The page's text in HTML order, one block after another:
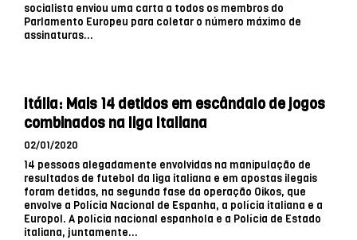
socialista enviou uma carta a todos os membros do
Parlamento Europeu para coletar o número máximo de
assinaturas...
Itália: Mais 14 detidos em escândalo de jogos
combinados na liga Italiana
02/01/2020
14 pessoas alegadamente envolvidas na manipulação de
resultados de futebol da liga italiana e em apostas ilegais
foram detidas, na segunda fase da operação Oikos, que
envolve a Polícia Nacional de Espanha, a polícia italiana e a
Europol. A polícia nacional espanhola e a Polícia de Estado
italiana, juntamente...